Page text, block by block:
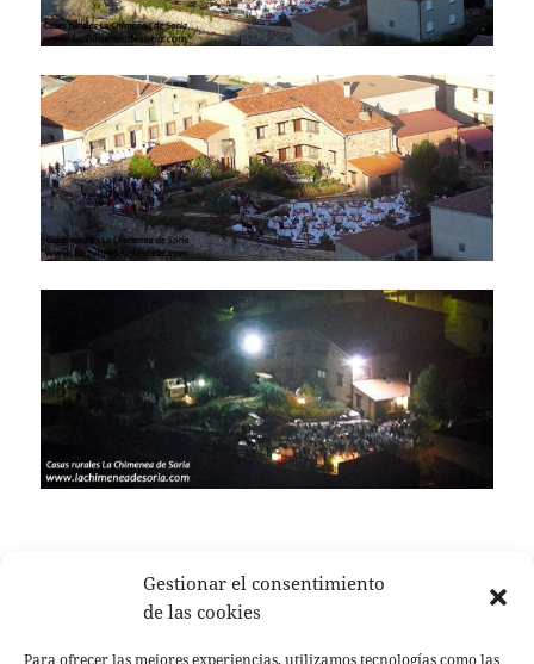
Gestionar el consentimiento
de las cookies
Para ofrecer las mejores experiencias, utilizamos tecnologías como las
28 julio, 2015 Autor
Silvia Esteban Categorías
eventos,finca
ANTERIOR